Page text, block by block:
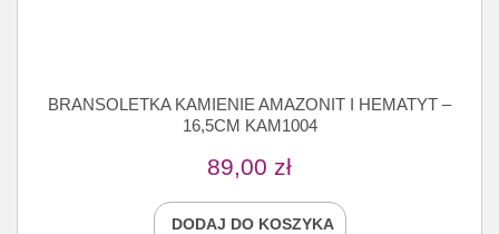
BRANSOLETKA KAMIENIE AMAZONIT I HEMATYT –
16,5CM KAM1004
89,00 zł
DODAJ DO KOSZYKA